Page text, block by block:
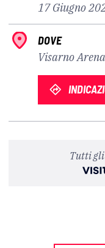
17 Giugno
DOVE
Visarno
Tutti gli